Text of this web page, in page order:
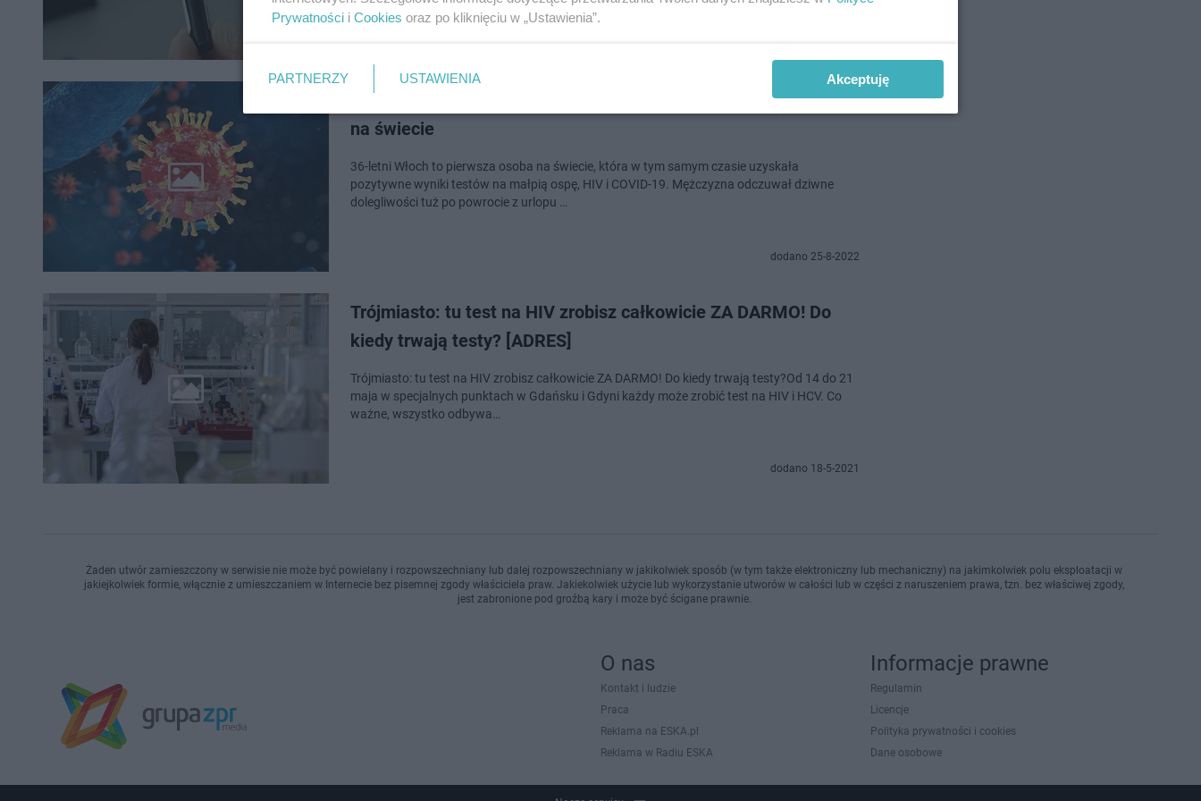
Włoch z małpią ospą, COVID i HIV. To pierwszy taki przypadek
na świecie
36-letni Włoch to pierwsza osoba na świecie, która w tym samym czasie uzyskała
pozytywne wyniki testów na małpią ospę, HIV i COVID-19. Mężczyzna odczuwał dziwne
dolegliwości tuż po powrocie z urlopu …
dodano 25-8-2022
Trójmiasto: tu test na HIV zrobisz całkowicie ZA DARMO! Do
kiedy trwają testy? [ADRES]
Trójmiasto: tu test na HIV zrobisz całkowicie ZA DARMO! Do kiedy trwają testy?Od 14 do 21
maja w specjalnych punktach w Gdańsku i Gdyni każdy może zrobić test na HIV i HCV. Co
ważne, wszystko odbywa…
dodano 18-5-2021
Żaden utwór zamieszczony w serwisie nie może być powielany i rozpowszechniany lub dalej rozpowszechniany w jakikolwiek sposób (w tym także elektroniczny lub mechaniczny) na jakimkolwiek polu eksploatacji w
jakiejkolwiek formie, włącznie z umieszczaniem w Internecie bez pisemnej zgody właściciela praw. Jakiekolwiek użycie lub wykorzystanie utworów w całości lub w części z naruszeniem prawa, tzn. bez właściwej zgody,
jest zabronione pod groźbą kary i może być ścigane prawnie.
O nas
Kontakt i ludzie
Praca
Reklama na ESKA.pl
Reklama w Radiu ESKA
Informacje prawne
Regulamin
Licencje
Polityka prywatności i cookies
Dane osobowe
Prywatności i Cookies oraz po kliknięciu w „Ustawienia”.
PARTNERZY USTAWIENIA Akceptuję